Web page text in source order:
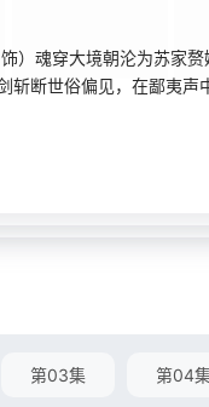
）魂穿大境朝沦为苏家
斩断世俗偏见，在鄙夷声
第03集 第04